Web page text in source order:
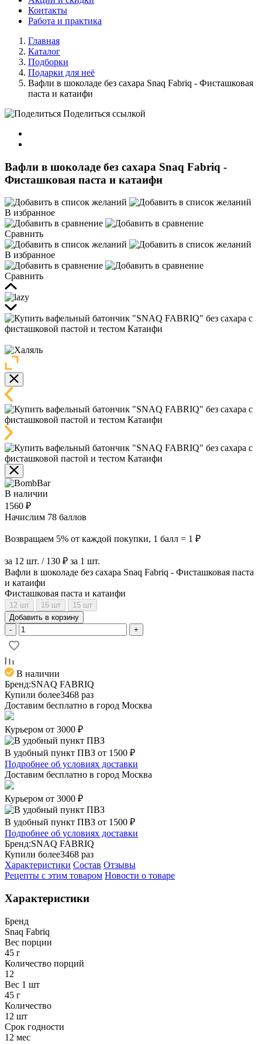
Контакты
Работа и практика
Главная
Каталог
Подборки
Подарки для неё
Вафли в шоколаде без сахара Snaq Fabriq - Фисташковая
паста и катаифи
Поделиться ссылкой
Вафли в шоколаде без сахара Snaq Fabriq -
Фисташковая паста и катаифи
В избранное
Сравнить
В избранное
Сравнить
В наличии
1560 ₽
Начислим 78 баллов
Возвращаем 5% от каждой покупки, 1 балл = 1 ₽
за 12 шт. / 130 ₽ за 1 шт.
Вафли в шоколаде без сахара Snaq Fabriq - Фисташковая паста
и катаифи
Фисташковая паста и катаифи
12 шт 16 шт
15 шт
Добавить в корзину
-
+
В наличии
Бренд:SNAQ FABRIQ
Купили более3468 раз
Доставим бесплатно в город Москва
Курьером от 3000 ₽
В удобный пункт ПВЗ от 1500 ₽
Подробнее об условиях доставки
Доставим бесплатно в город Москва
Курьером от 3000 ₽
В удобный пункт ПВЗ от 1500 ₽
Подробнее об условиях доставки
Бренд:SNAQ FABRIQ
Купили более3468 раз
Характеристики Состав Отзывы
Рецепты с этим товаром Новости о товаре
Характеристики
Бренд
Snaq Fabriq
Вес порции
45 г
Количество порций
12
Вес 1 шт
45 г
Количество
12 шт
Срок годности
12 мес